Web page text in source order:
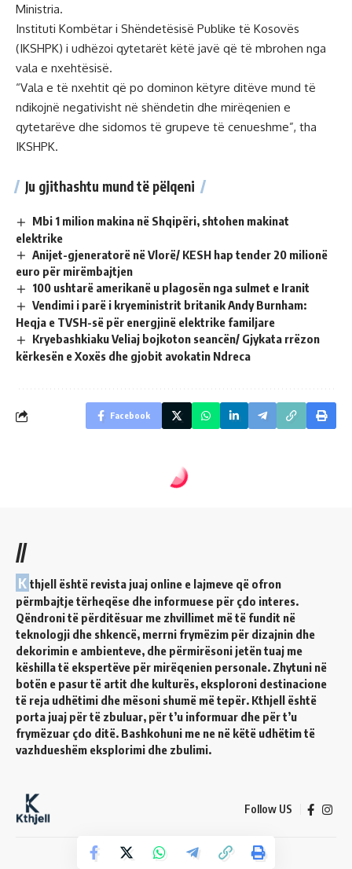
Ministria.
Instituti Kombëtar i Shëndetësisë Publike të Kosovës
(IKSHPK) i udhëzoi qytetarët këtë javë që të mbrohen nga
vala e nxehtësisë.
“Vala e të nxehtit që po dominon këtyre ditëve mund të
ndikojnë negativisht në shëndetin dhe mirëqenien e
qytetarëve dhe sidomos të grupeve të cenueshme”, tha
IKSHPK.
Ju gjithashtu mund të pëlqeni
Mbi 1 milion makina në Shqipëri, shtohen makinat
elektrike
Anijet-gjeneratorë në Vlorë/ KESH hap tender 20 milionë
euro për mirëmbajtjen
100 ushtarë amerikanë u plagosën nga sulmet e Iranit
Vendimi i parë i kryeministrit britanik Andy Burnham:
Heqja e TVSH-së për energjinë elektrike familjare
Kryebashkiaku Veliaj bojkoton seancën/ Gjykata rrëzon
kërkesën e Xoxës dhe gjobit avokatin Ndreca
Facebook
//
K thjell është revista juaj online e lajmeve që ofron
përmbajtje tërheqëse dhe informuese për çdo interes.
Qëndroni të përditësuar me zhvillimet më të fundit në
teknologji dhe shkencë, merrni frymëzim për dizajnin dhe
dekorimin e ambienteve, dhe përmirësoni jetën tuaj me
këshilla të ekspertëve për mirëqenien personale. Zhytuni në
botën e pasur të artit dhe kulturës, eksploroni destinacione
të reja udhëtimi dhe mësoni shumë më tepër. Kthjell është
porta juaj për të zbuluar, për t’u informuar dhe për t’u
frymëzuar çdo ditë. Bashkohuni me ne në këtë udhëtim të
vazhdueshëm eksplorimi dhe zbulimi.
Follow US
© 2024 Kthjell. All Rights Reserved.